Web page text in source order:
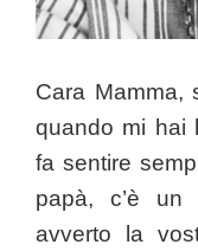
Cara Mamma,
quando mi hai
fa sentire
papà, c’è un
avverto la